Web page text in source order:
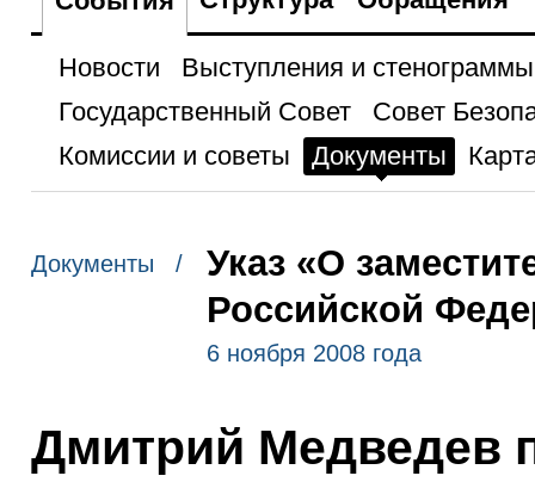
Новости
Выступления и стенограммы
Государственный Совет
Совет
Комиссии и советы
Документы
Документы /
Указ «О
Российской
6 ноября 2008 года
Дмитрий Медведев